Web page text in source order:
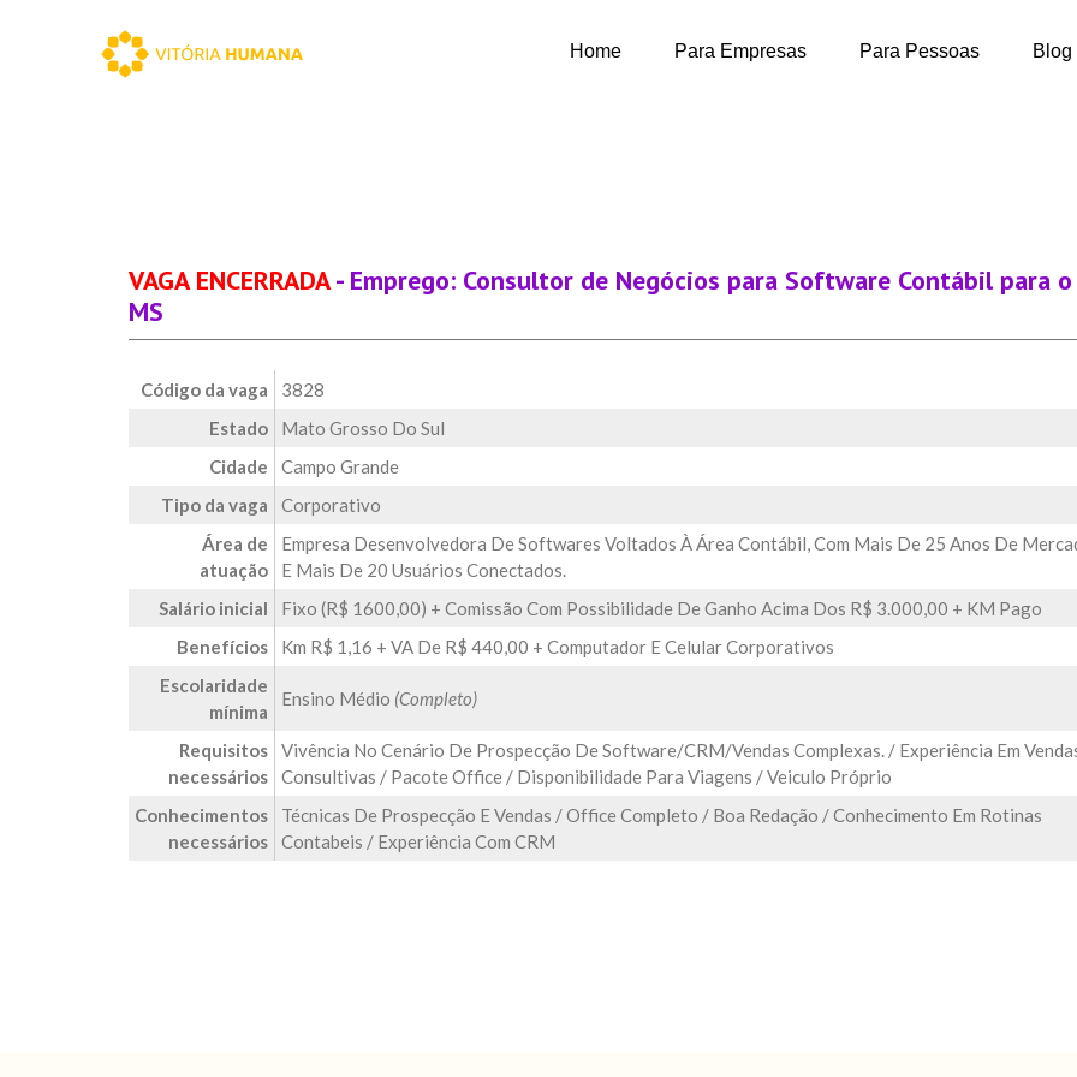
Home Para Empresas Para Pessoas Blog
VAGA ENCERRADA- Emprego: Consultor de Negócios para Software Contábil para o
MS
Código da vaga
3828
Estado
Mato Grosso Do Sul
Cidade
Campo Grande
Tipo da vaga
Corporativo
Área de
atuação
Empresa Desenvolvedora De Softwares Voltados À Área Contábil, Com Mais De 25 Anos De
E Mais De 20 Usuários Conectados.
Salário inicial
Fixo (R$ 1600,00) + Comissão Com Possibilidade De Ganho Acima Dos R$ 3.000,00 + KM Pago
Benefícios
Km R$ 1,16 + VA De R$ 440,00 + Computador E Celular Corporativos
Escolaridade
mínima
Ensino Médio (Completo)
Requisitos
necessários
Vivência No Cenário De Prospecção De Software/CRM/Vendas Complexas. / Experiência Em
Consultivas / Pacote Office / Disponibilidade Para Viagens / Veiculo Próprio
Conhecimentos
necessários
Técnicas De Prospecção E Vendas / Office Completo / Boa Redação / Conhecimento Em Rotinas
Contabeis / Experiência Com CRM